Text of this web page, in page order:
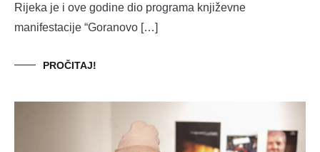
Rijeka je i ove godine dio programa književne
manifestacije “Goranovo […]
PROČITAJ!